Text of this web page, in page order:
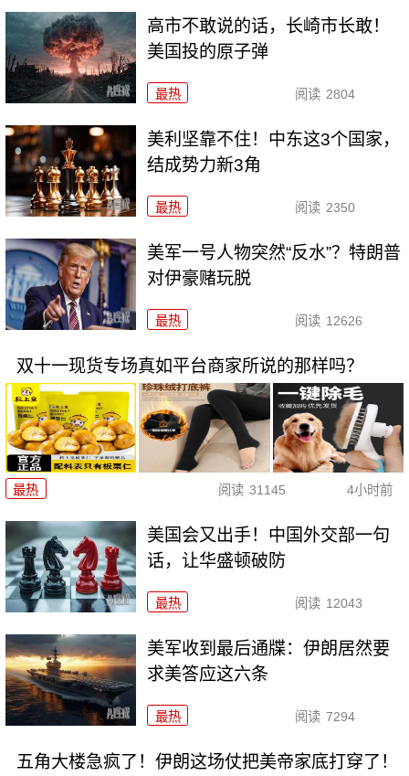
高市不敢说的话，长崎市长敢！
美国投的原子弹
最热 阅读 2804
美利坚靠不住！中东这3个国家，
结成势力新3角
最热 阅读 2350
美军一号人物突然“反水”？特朗普
对伊豪赌玩脱
最热 阅读 12626
双十一现货专场真如平台商家所说的那样吗？
最热 阅读 31145 4小时前
美国会又出手！中国外交部一句
话，让华盛顿破防
最热 阅读 12043
美军收到最后通牒：伊朗居然要
求美答应这六条
最热 阅读 7294
五角大楼急疯了！伊朗这场仗把美帝家底打穿了！